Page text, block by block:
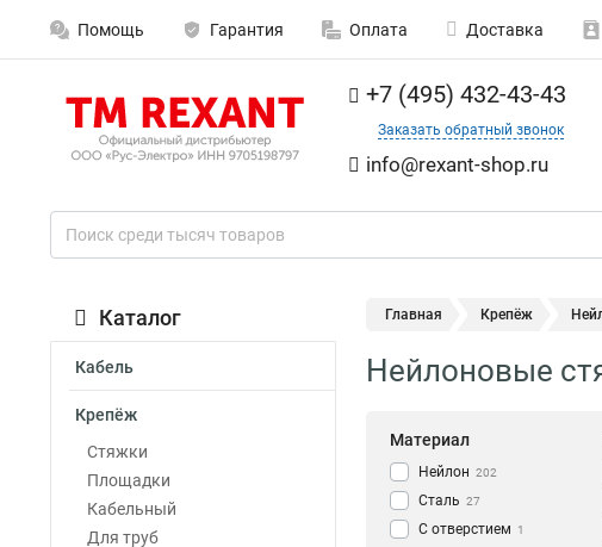
Помощь Гарантия Оплата Доставка
+7 (495) 432-43-43
Заказать обратный звонок
info@rexant-shop.ru
Каталог
Кабель
Крепёж
Стяжки
Площадки
Кабельный
Для труб
Главная Крепёж
Нейлоновые
Материал
Нейлон 202
Сталь 27
С отверстием 1